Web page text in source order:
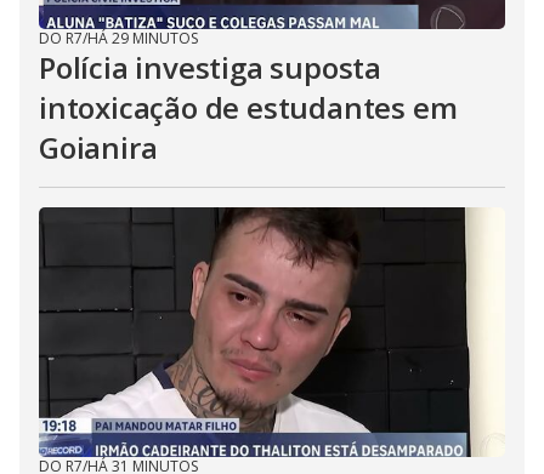
DO R7/HÁ 29 MINUTOS
Polícia investiga suposta
intoxicação de estudantes em
Goianira
DO R7/HÁ 31 MINUTOS